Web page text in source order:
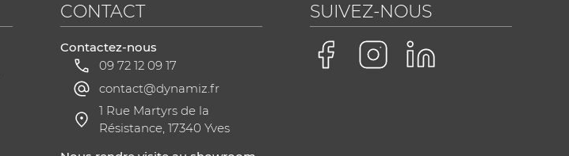
CONTACT
Contactez-nous
09 72 12 09 17
contact@dynamiz.fr
1 Rue Martyrs de la
Résistance, 17340 Yves
SUIVEZ-NOUS